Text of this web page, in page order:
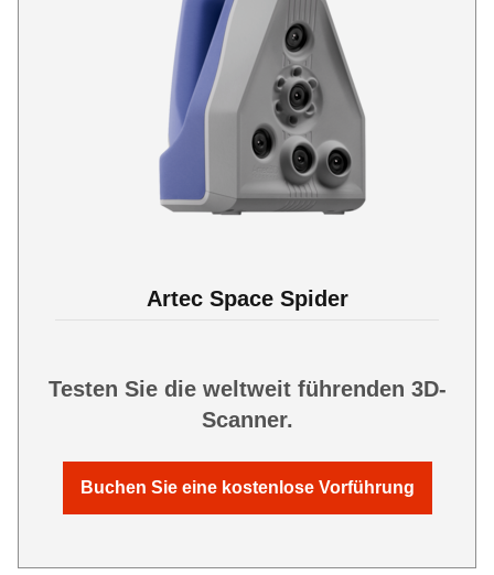
Artec Space Spider
Testen Sie die weltweit führenden 3D-
Scanner.
Buchen Sie eine kostenlose Vorführung